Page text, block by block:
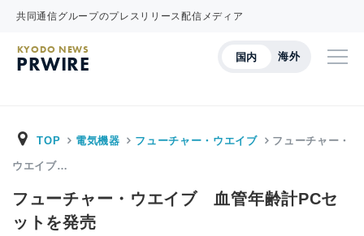
共同通信グループのプレスリリース配信メディア
国内 海外
KYODO NEWS
PRWIRE
TOP 電気機器 フューチャー・ウエイブ フューチャー・
ウエイブ…
フューチャー・ウエイブ 血管年齢計PCセ
ットを発売